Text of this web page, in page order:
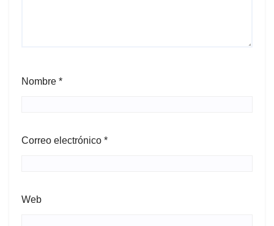
Nombre *
Correo electrónico *
Web